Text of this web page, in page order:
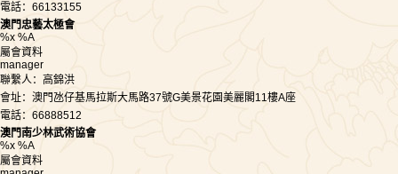
電話：66133155
澳門忠藝太極會
%x %A
屬會資料
manager
聯繫人：高錦洪
會址：澳門氹仔基馬拉斯大馬路37號G美景花園美麗閣11樓A座
電話：66888512
澳門南少林武術協會
%x %A
屬會資料